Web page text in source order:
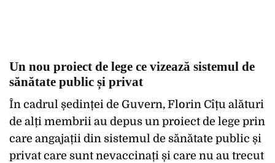
Un nou proiect de lege ce vizează sistemul de
sănătate public și privat
În cadrul ședinței de Guvern, Florin Cîțu alături
de alți membrii au depus un proiect de lege prin
care angajații din sistemul de sănătate public și
privat care sunt nevaccinați și care nu au trecut